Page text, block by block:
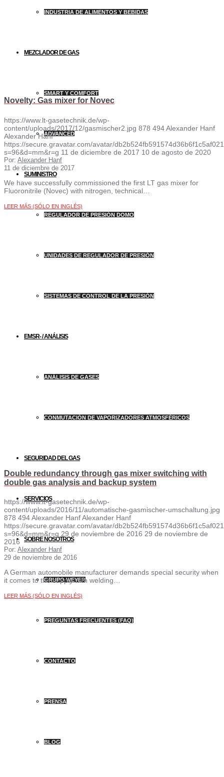
INDUSTRIA DE ALIMENTOS Y BEBIDAS
MEZCLADOR DE GAS
SMART Y COMFORT
ADVANCED
SUMINISTRO
REGULADOR DE PRESIÓN DOMO
UNIDADES DE REGULADOR DE PRESIÓN
SISTEMAS DE CONTROL DE LA PRESIÓN
EMSR- / ANÁLISIS
ANÁLISIS DE GASES
CONMUTACIÓN DE VAPORIZADORES ATMOSFÉRICOS
SEGURIDAD DEL GAS
SERVICIOS
SOBRE NOSOTROS
GRUPO WEYER
PREGUNTAS FRECUENTES (FAQ)
CONTACTO
PRENSA
BLOG
Novelty: Gas mixer for Novec
https://www.lt-gasetechnik.de/wp-
content/uploads/2017/12/gasmischer2.jpg 878 494Alexander Hanf
Alexander Hanf
https://secure.gravatar.com/avatar/
s=96&d=mm&r=g 11 de diciembre de 2017 10 de agosto de 2020
Por: Alexander Hanf
11 de diciembre de 2017
We have successfully commissioned the first LT gas mixer for
Fluoronitrile (Novec) with nitrogen, technical…
LEER MÁS (SÓLO EN INGLÉS)
Double redundancy through gas mixer switching with
double gas analysis and backup system
https://www.lt-gasetechnik.de/wp-
content/uploads/2016/11/automatische-gasmischer-umschaltung.jpg
878 494Alexander HanfAlexander Hanf
https://secure.gravatar.com/avatar/
s=96&d=mm&r=g 29 de noviembre de 2016 29 de noviembre de
2016
Por: Alexander Hanf
29 de noviembre de 2016
A German automobile manufacturer demands special security when
it comes to the supply with welding…
LEER MÁS (SÓLO EN INGLÉS)